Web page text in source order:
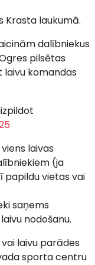
Krasta laukumā.
dalībniekus
pilsētas
laivu komandas
laivas
(ja
papildu vietas vai
saņems
nodošanu.
laivu parādes
sporta centru